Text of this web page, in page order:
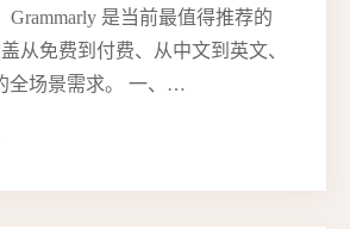
Grammarly 是当前最值得推荐的
从免费到付费、从中文到英文、
全场景需求。 一、…